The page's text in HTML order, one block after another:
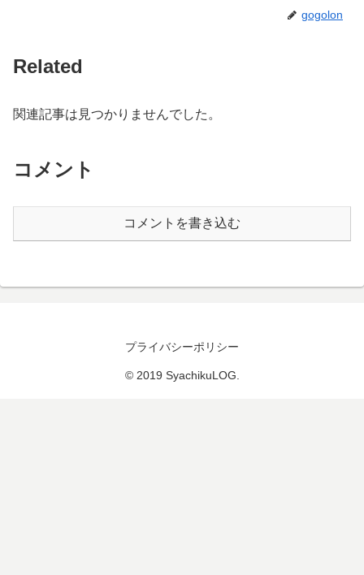
gogolon
Related
関連記事は見つかりませんでした。
コメント
コメントを書き込む
プライバシーポリシー
© 2019 SyachikuLOG.